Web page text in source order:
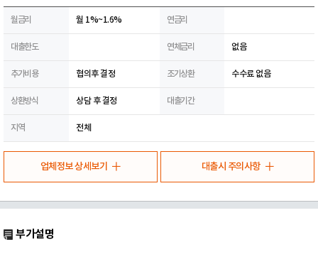
월금리 월 1%~1.6% 연금리
대출한도 연체금리 없음
추가비용 협의후 결정 조기상환 수수료 없음
상환방식 상담 후 결정 대출기간
지역 전체
업체정보 상세보기 대출시 주의사항
부가설명